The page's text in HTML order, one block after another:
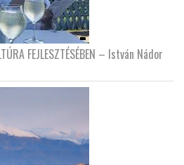
FEJLESZTÉSÉBEN – István Nádor